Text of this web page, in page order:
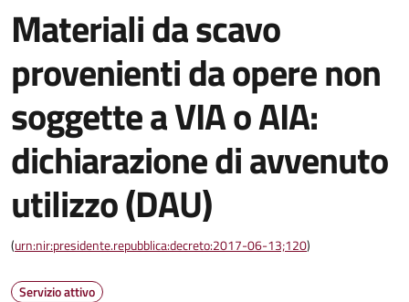
Materiali da scavo
provenienti da opere non
soggette a VIA o AIA:
dichiarazione di avvenuto
utilizzo (DAU)
(urn:nir:presidente.repubblica:decreto:2017-06-13;120)
Servizio attivo